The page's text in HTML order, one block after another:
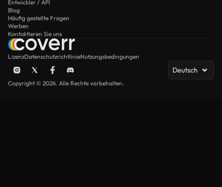
Entwickler / API
Blog
Häufig gestellte Fragen
Werben
Kontaktieren Sie uns
LizenzDatenschutzrichtlinieNutzungsbedingungen
Deutsch
Copyright © 2026. Alle Rechte vorbehalten.